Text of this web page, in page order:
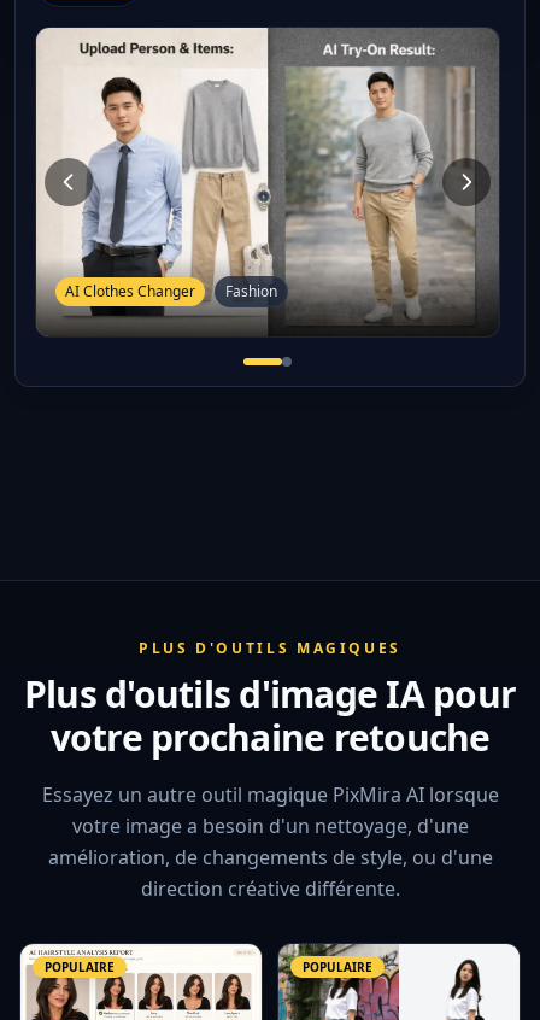
AI Clothes Changer Fashion
PLUS D'OUTILS MAGIQUES
Plus d'outils d'image IA pour
votre prochaine retouche
Essayez un autre outil magique PixMira AI lorsque
votre image a besoin d'un nettoyage, d'une
amélioration, de changements de style, ou d'une
direction créative différente.
POPULAIRE POPULAIRE